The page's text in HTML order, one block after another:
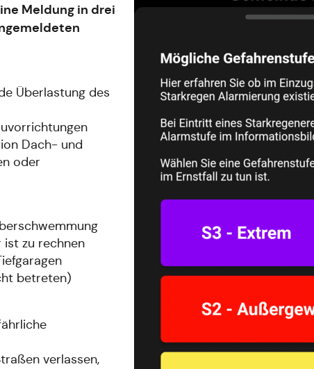
Meldung in drei
Überlastung des
Dach- und
oder
ist zu rechnen
betreten)
verlassen,